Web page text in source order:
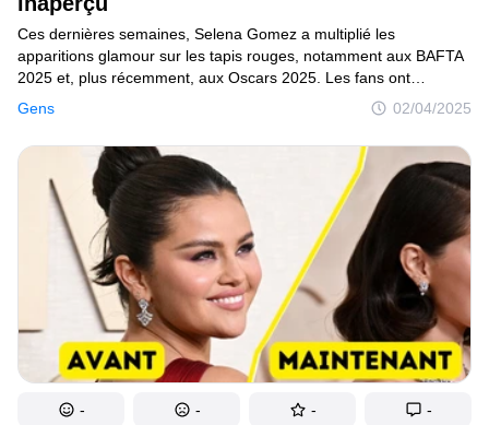
Gens 02/04/2025
Ces dernières semaines, Selena Gomez a multiplié les
apparitions glamour sur les tapis rouges, notamment aux BAFTA
2025 et, plus récemment, aux Oscars 2025. Les fans ont
remarqué son éclat rayonnant et une transformation frappante de
- - - -
© 2014–2026 TheSoul Publishing
Tous droits réservés.